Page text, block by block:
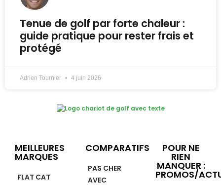
Tenue de golf par forte chaleur :
guide pratique pour rester frais et
protégé
Adrien Tournier 4 juin 2026
MEILLEURES
MARQUES
FLAT CAT
COMPARATIFS
PAS CHER
AVEC
POUR NE
RIEN
MANQUER :
PROMOS/